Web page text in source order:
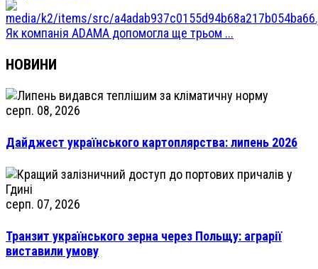
Як компанія ADAMA допомогла ще трьом ...
НОВИНИ
серп. 08, 2026
Дайджест українського картоплярства: липень 2026
серп. 07, 2026
Транзит українського зерна через Польщу: аграрії
виставили умову